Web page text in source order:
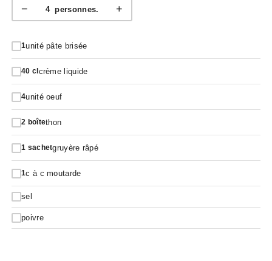
− 4personnes. +
1unité pâte brisée
40 cl crème liquide
4unité oeuf
2 boîtethon
1 sachetgruyère râpé
1c à c moutarde
sel
poivre